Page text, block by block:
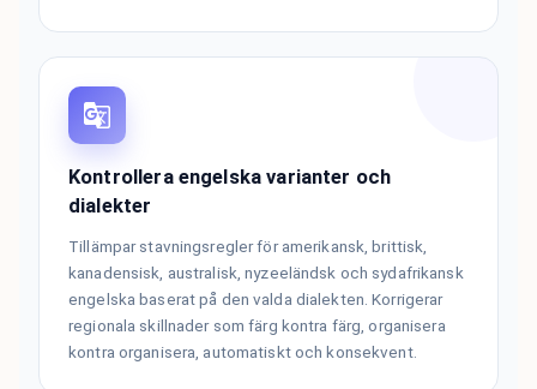
Kontrollera engelska varianter och
dialekter
Tillämpar stavningsregler för amerikansk, brittisk,
kanadensisk, australisk, nyzeeländsk och sydafrikansk
engelska baserat på den valda dialekten. Korrigerar
regionala skillnader som färg kontra färg, organisera
kontra organisera, automatiskt och konsekvent.